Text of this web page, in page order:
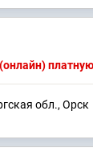
обл., Орск